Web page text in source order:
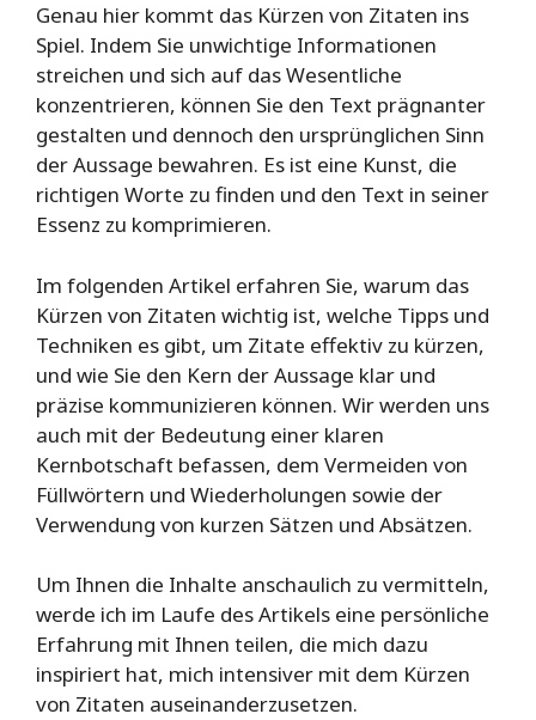
Genau hier kommt das Kürzen von Zitaten ins
Spiel. Indem Sie unwichtige Informationen
streichen und sich auf das Wesentliche
konzentrieren, können Sie den Text prägnanter
gestalten und dennoch den ursprünglichen Sinn
der Aussage bewahren. Es ist eine Kunst, die
richtigen Worte zu finden und den Text in seiner
Essenz zu komprimieren.
Im folgenden Artikel erfahren Sie, warum das
Kürzen von Zitaten wichtig ist, welche Tipps und
Techniken es gibt, um Zitate effektiv zu kürzen,
und wie Sie den Kern der Aussage klar und
präzise kommunizieren können. Wir werden uns
auch mit der Bedeutung einer klaren
Kernbotschaft befassen, dem Vermeiden von
Füllwörtern und Wiederholungen sowie der
Verwendung von kurzen Sätzen und Absätzen.
Um Ihnen die Inhalte anschaulich zu vermitteln,
werde ich im Laufe des Artikels eine persönliche
Erfahrung mit Ihnen teilen, die mich dazu
inspiriert hat, mich intensiver mit dem Kürzen
von Zitaten auseinanderzusetzen.